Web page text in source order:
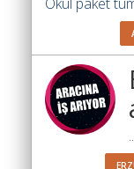
İlanlar
Söför
Arayanlar